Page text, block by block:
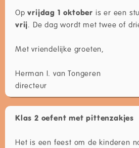
Opvrijdag 1 oktober is er een
vrij. De dag wordt met twee of
Met vriendelijke groeten,
Herman I. van Tongeren
directeur
Klas 2 oefent met pittenzakjes
Het is een feest om de kinderen